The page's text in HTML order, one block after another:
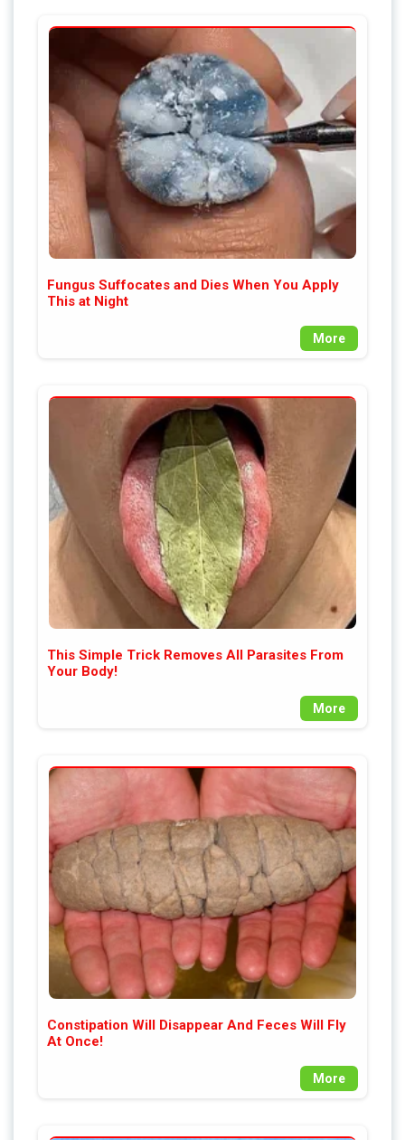
Fungus Suffocates and Dies When You Apply
This at Night
More
This Simple Trick Removes All Parasites From
Your Body!
More
Constipation Will Disappear And Feces Will Fly
At Once!
More